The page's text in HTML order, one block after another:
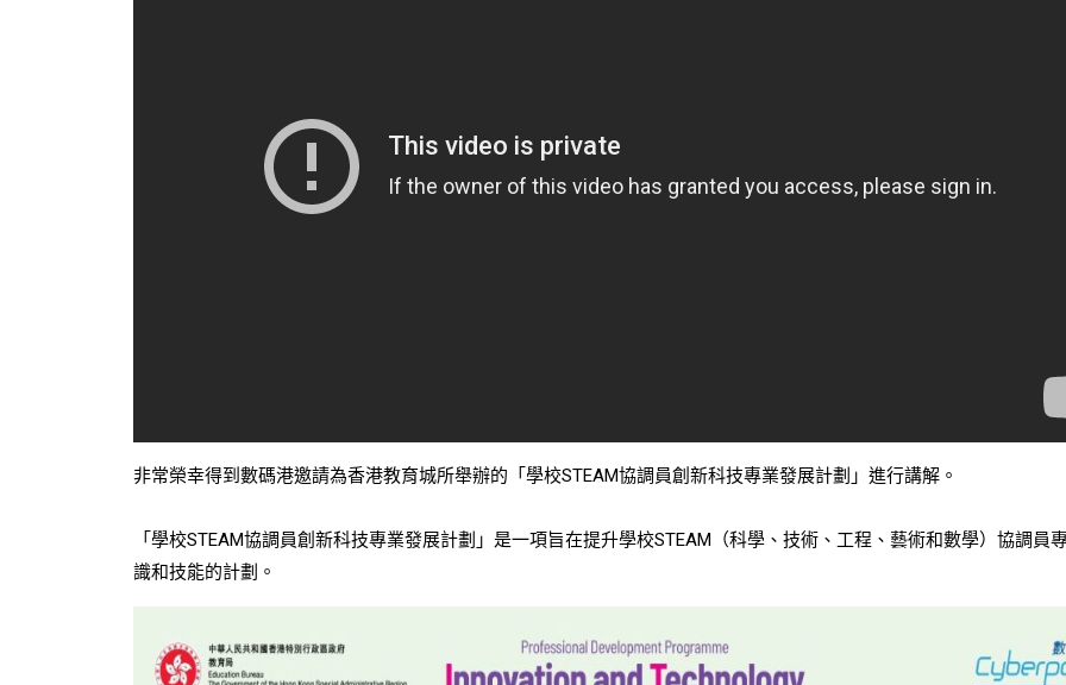
非常榮幸得到數碼港邀請為香港教育城所舉辦的「學校STEAM協調員創新科技專業發展計劃」進行講解。
「學校STEAM協調員創新科技專業發展計劃」是一項旨在提升學校STEAM（科學、技術、工程、藝術和數學）協調員
識和技能的計劃。